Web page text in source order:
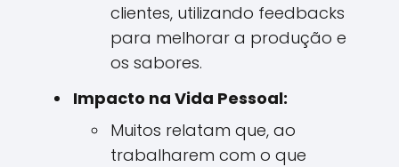
clientes, utilizando feedbacks
para melhorar a produção e
os sabores.
Impacto na Vida Pessoal:
Muitos relatam que, ao
trabalharem com o que